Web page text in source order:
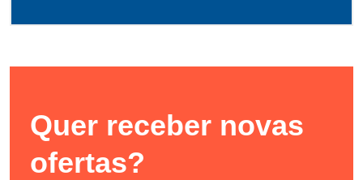
Quer receber novas
ofertas?